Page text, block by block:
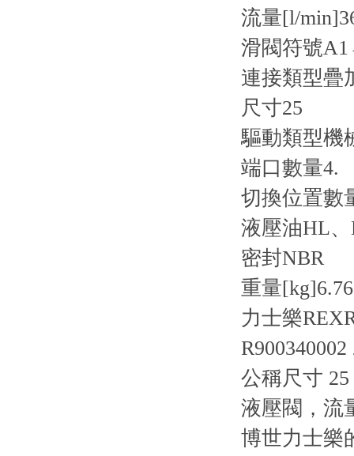
流量[l/min]
滑閥符號
連接類型疊
尺寸25
驅動類型機
端口數量4.
切換位置數
液壓油HL、
密封NBR
重量[kg]6.76
力士樂
公稱尺寸
液壓閥，流
博世力士樂